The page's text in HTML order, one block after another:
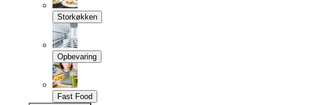
Storkøkken
Opbevaring
Fast Food